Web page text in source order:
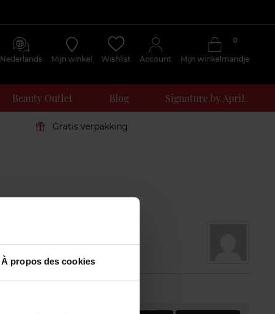
À propos des cookies
Nederlands Mijn winkel Wishlist Account Mijn winkelmandje
0
Beauty Outlet Blog Signature by ApriL
Gratis verpakking